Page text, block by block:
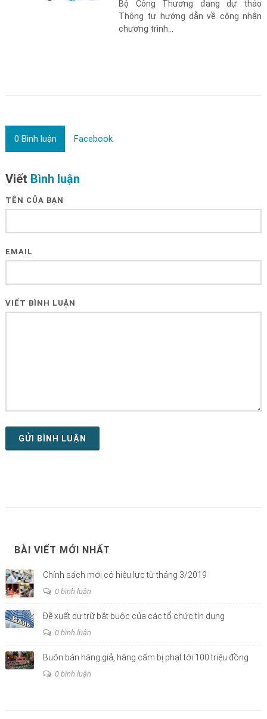
Bộ Công Thương đang dự thảo
Thông tư hướng dẫn về công nhận
chương trình...
0 Bình luận Facebook
Viết Bình luận
TÊN CỦA BẠN
EMAIL
VIẾT BÌNH LUẬN
GỬI BÌNH LUẬN
BÀI VIẾT MỚI NHẤT
Chính sách mới có hiệu lực từ tháng 3/2019
0 bình luận
Đề xuất dự trữ bắt buộc của các tổ chức tín dụng
0 bình luận
Buôn bán hàng giả, hàng cấm bị phạt tới 100 triệu đồng
0 bình luận